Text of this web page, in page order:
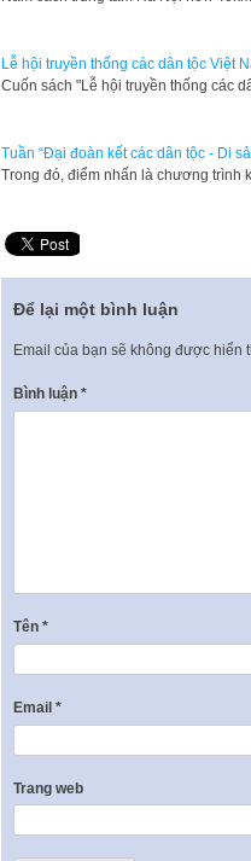
Lễ hội truyền thống các dân tộc Việt
​Cuốn sách "Lễ hội truyền thống các
Tuần “Đại đoàn kết các dân tộc - Di
Trong đó, điểm nhấn là chương trình
Để lại một bình luận
Email của bạn sẽ không được hiển
Bình luận *
Tên *
Email *
Trang web